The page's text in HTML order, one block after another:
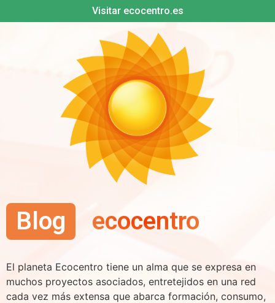
Visitar ecocentro.es
Blog ecocentro
El planeta Ecocentro tiene un alma que se expresa en
muchos proyectos asociados, entretejidos en una red
cada vez más extensa que abarca formación, consumo,